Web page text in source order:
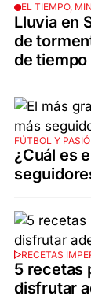
EL TIEMPO,
Lluvia en
de
de tiempo
FÚTBOL Y
¿Cuál es
RECETAS
5 recetas
disfrutar